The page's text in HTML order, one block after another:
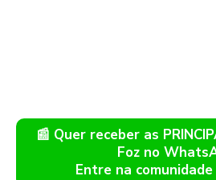
📰 Quer receber as
Foz no
Entre na comunidade